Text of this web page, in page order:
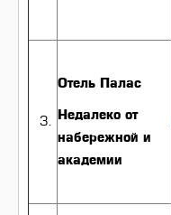
Отель Палас
Недалеко от
набережной и
академии